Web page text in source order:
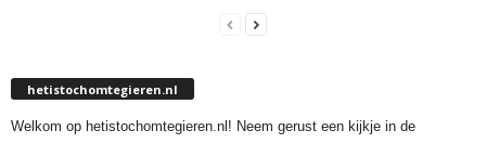
hetistochomtegieren.nl
Welkom op hetistochomtegieren.nl! Neem gerust een kijkje in de